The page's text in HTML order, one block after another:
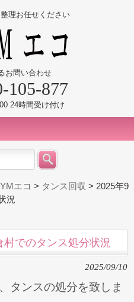
理お任せください
お問い合わせ
105-877
24時間受け付け
エコ > タンス回収 > 2025年9
況
でのタンス処分状況
2025/09/10
タンスの処分を致しま